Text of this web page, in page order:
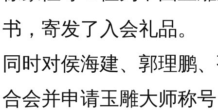
书，寄发了入会礼品。
同时对侯海建、郭理鹏
合会并申请玉雕大师称